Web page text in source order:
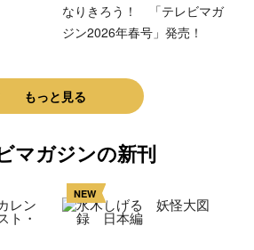
なりきろう！ 「テレビマガ
ジン2026年春号」発売！
もっと見る
マガジンの新刊
NEW